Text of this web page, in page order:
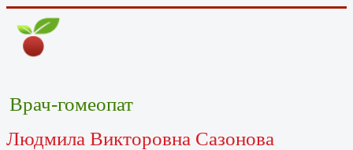
Врач-гомеопат
Людмила Викторовна Сазонова